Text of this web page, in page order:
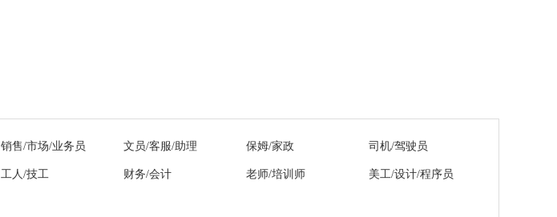
销售/市场/业务员 文员/客服/助理 保姆/家政 司机/驾驶员
工人/技工 财务/会计 老师/培训师 美工/设计/程序员